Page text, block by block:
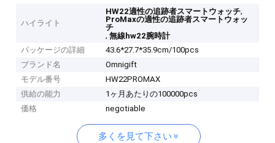
ハイライト
HW22適性の追跡者スマートウォッチ,
ProMaxの適性の追跡者スマートウォッ
チ
,無線hw22腕時計
パッケージの詳細
43.6*27.7*35.9cm/100pcs
ブランド名
Omnigift
モデル番号
HW22PROMAX
供給の能力
1ヶ月あたりの100000pcs
価格
negotiable
多くを見て下さい